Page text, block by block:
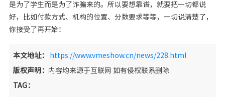
是为了学生而是为了诈骗来的。所以要想靠谱，就要把一切都说
好，比如付款方式、机构的位置、分数要求等等，一切说清楚了，
你接受了再开始！
本文地址： https://www.vmeshow.cn/news/228.html
版权声明： 内容均来源于互联网 如有侵权联系删除
TAG：